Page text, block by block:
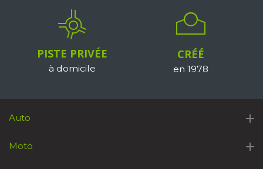
PISTE PRIVÉE
à domicile
CRÉÉ
en 1978
Auto
Moto